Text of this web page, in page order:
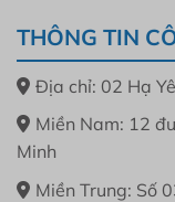
THÔNG TIN
Địa chỉ: 02 Hạ
Miền Nam: 12
Minh
Miền Trung: Số